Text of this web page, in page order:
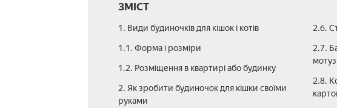
ЗМІСТ
1. Види будиночків для кішок і котів
1.1. Форма і розміри
1.2. Розміщення в квартирі або будинку
2. Як зробити будиночок для кішки своїми
руками
2.6.
2.7.
2.8.